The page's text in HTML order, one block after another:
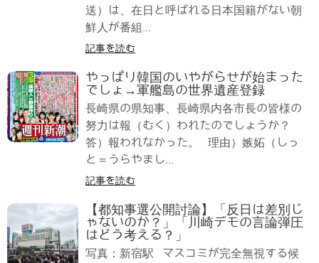
送）は、在日と呼ばれる日本国籍がない朝
鮮人が番組...
記事を読む
やっぱり韓国のいやがらせが始まった
でしょ→軍艦島の世界遺産登録
長崎県の県知事、長崎県内各市長の皆様の
努力は報（むく）われたのでしょうか？
答）報われなかった。 理由）嫉妬（しっ
と＝うらやまし...
記事を読む
【都知事選公開討論】「反日は差別じ
ゃないのか？」「川崎デモの言論弾圧
はどう考える？」
写真：新宿駅 マスコミが完全無視する候